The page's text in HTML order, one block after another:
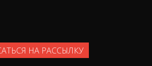
НА РАССЫЛКУ